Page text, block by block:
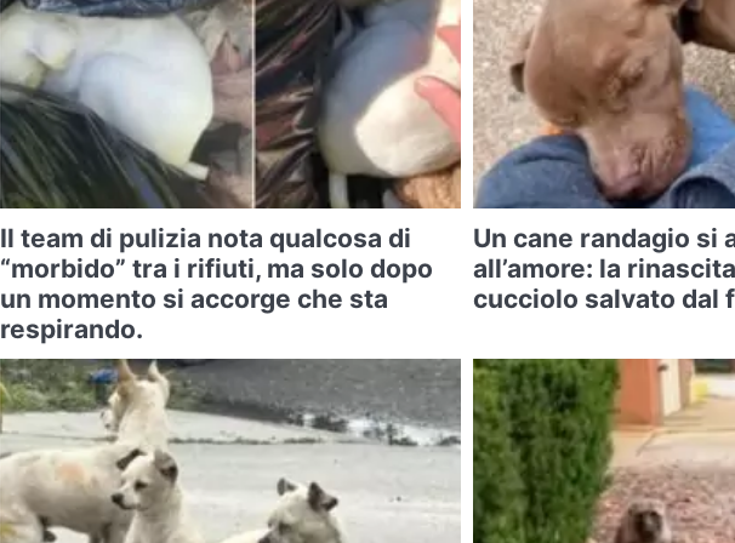
Il team di pulizia nota qualcosa di
“morbido” tra i rifiuti, ma solo dopo
un momento si accorge che sta
respirando.
Un cane randagio si
all’amore: la
cucciolo salvato dal